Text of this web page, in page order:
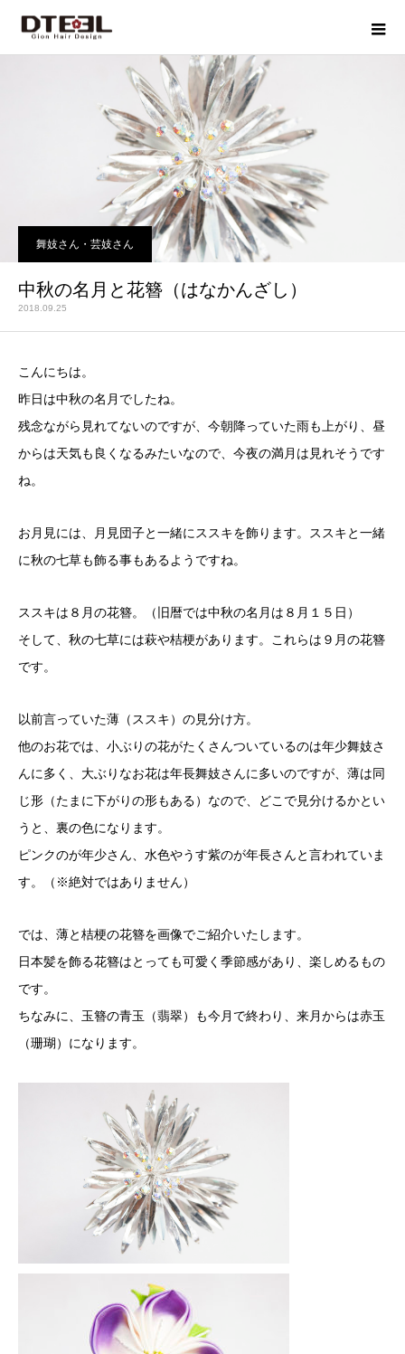
舞妓さん・芸妓さん
中秋の名月と花簪（はなかんざし）
2018.09.25
こんにちは。
昨日は中秋の名月でしたね。
残念ながら見れてないのですが、今朝降っていた雨も上がり、昼
からは天気も良くなるみたいなので、今夜の満月は見れそうです
ね。
お月見には、月見団子と一緒にススキを飾ります。ススキと一緒
に秋の七草も飾る事もあるようですね。
ススキは８月の花簪。（旧暦では中秋の名月は８月１５日）
そして、秋の七草には萩や桔梗があります。これらは９月の花簪
です。
以前言っていた薄（ススキ）の見分け方。
他のお花では、小ぶりの花がたくさんついているのは年少舞妓さ
んに多く、大ぶりなお花は年長舞妓さんに多いのですが、薄は同
じ形（たまに下がりの形もある）なので、どこで見分けるかとい
うと、裏の色になります。
ピンクのが年少さん、水色やうす紫のが年長さんと言われていま
す。（※絶対ではありません）
では、薄と桔梗の花簪を画像でご紹介いたします。
日本髪を飾る花簪はとっても可愛く季節感があり、楽しめるもの
です。
ちなみに、玉簪の青玉（翡翠）も今月で終わり、来月からは赤玉
（珊瑚）になります。